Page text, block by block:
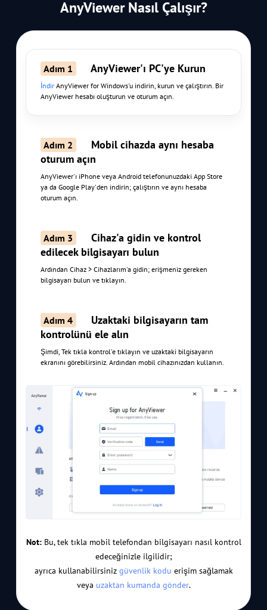
AnyViewer Nasıl Çalışır?
Adım 1 AnyViewer'ı PC'ye Kurun
İndirAnyViewer for Windows'u indirin, kurun ve çalıştırın. Bir
AnyViewer hesabı oluşturun ve oturum açın.
Adım 2
Mobil cihazda aynı hesaba
oturum açın
AnyViewer'ı iPhone veya Android telefonunuzdaki App Store
ya da Google Play'den indirin; çalıştırın ve aynı hesaba
oturum açın.
Adım 3
Cihaz'a gidin ve kontrol
edilecek bilgisayarı bulun
Ardından Cihaz > Cihazlarım'a gidin; erişmeniz gereken
bilgisayarı bulun ve tıklayın.
Adım 4
Uzaktaki bilgisayarın tam
kontrolünü ele alın
Şimdi, Tek tıkla kontrol'e tıklayın ve uzaktaki bilgisayarın
ekranını görebilirsiniz. Ardından mobil cihazınızdan kullanın.
Not:Bu, tek tıkla mobil telefondan bilgisayarı nasıl kontrol
edeceğinizle ilgilidir;
ayrıca kullanabilirsiniz güvenlik kodu erişim sağlamak
veya uzaktan kumanda gönder.